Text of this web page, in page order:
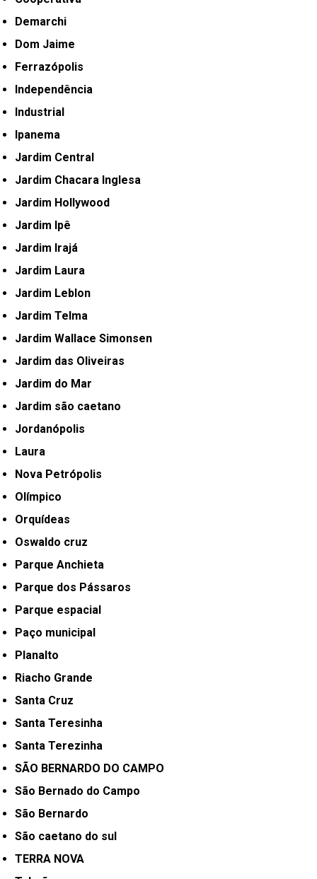
Demarchi
Dom Jaime
Ferrazópolis
Independência
Industrial
Ipanema
Jardim Central
Jardim Chacara Inglesa
Jardim Hollywood
Jardim Ipê
Jardim Irajá
Jardim Laura
Jardim Leblon
Jardim Telma
Jardim Wallace Simonsen
Jardim das Oliveiras
Jardim do Mar
Jardim são caetano
Jordanópolis
Laura
Nova Petrópolis
Olímpico
Orquídeas
Oswaldo cruz
Parque Anchieta
Parque dos Pássaros
Parque espacial
Paço municipal
Planalto
Riacho Grande
Santa Cruz
Santa Teresinha
Santa Terezinha
SÃO BERNARDO DO CAMPO
São Bernado do Campo
São Bernardo
São caetano do sul
TERRA NOVA